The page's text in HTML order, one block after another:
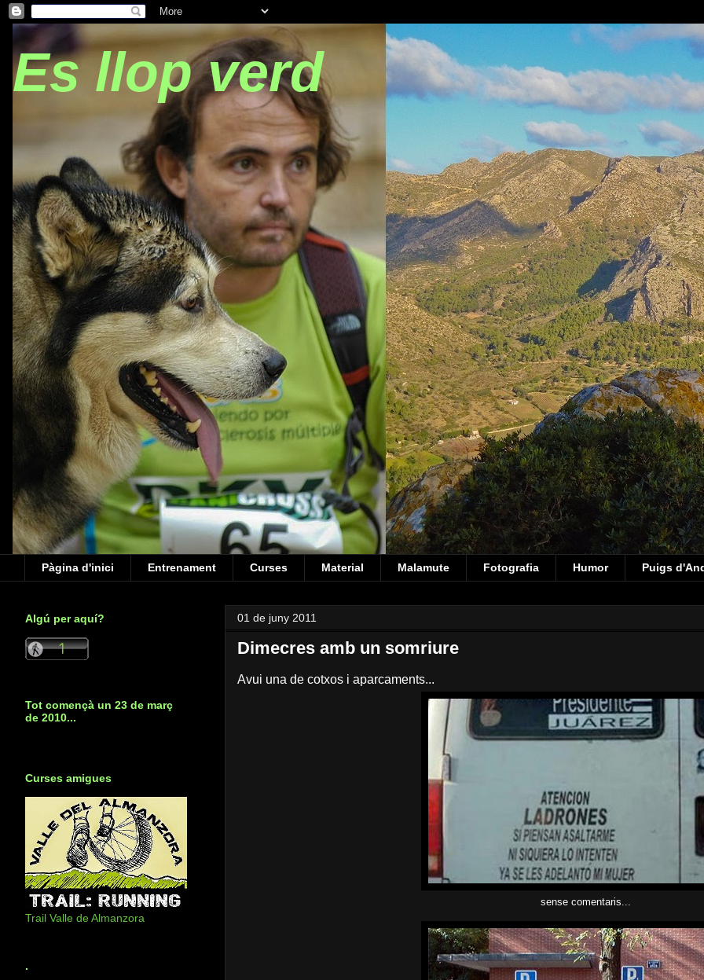
Es llop verd
Pàgina d'inici Entrenament Curses Material Malamute Fotografia Humor Puigs
01 de juny 2011
Dimecres amb un somriure
Avui una de cotxos i aparcaments...
sense comentaris...
Algú per aquí?
Tot començà un 23 de març
de 2010...
Curses amigues
Trail Valle de Almanzora
.